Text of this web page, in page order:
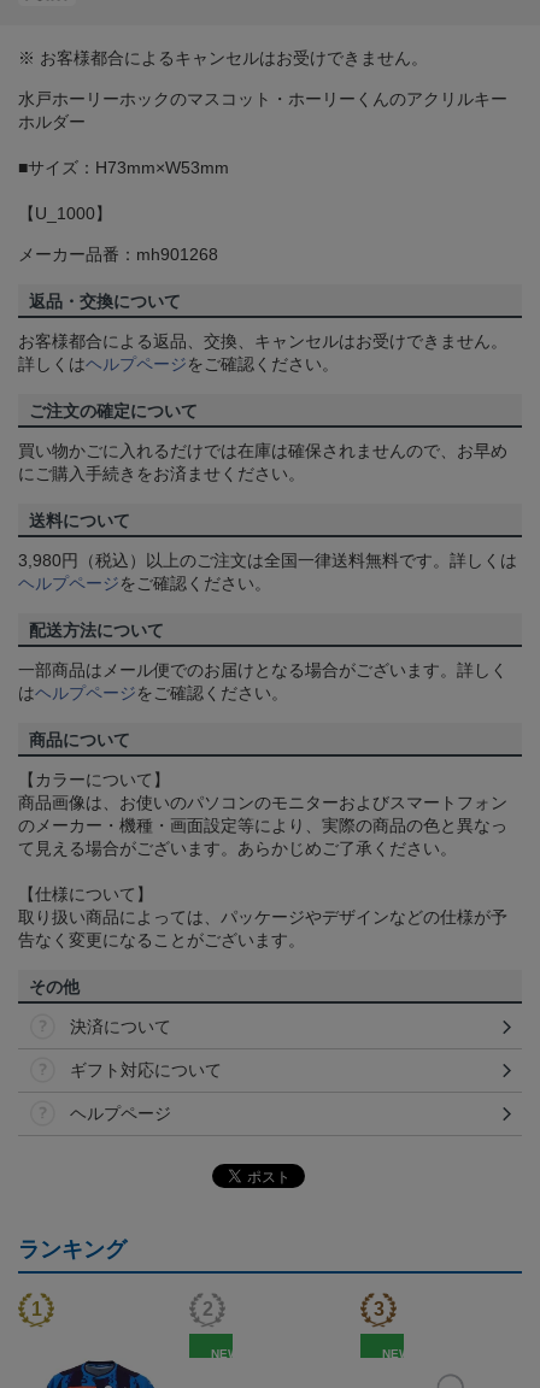
※ お客様都合によるキャンセルはお受けできません。
水戸ホーリーホックのマスコット・ホーリーくんのアクリルキー
ホルダー
■サイズ：H73mm×W53mm
【U_1000】
メーカー品番：mh901268
返品・交換について
お客様都合による返品、交換、キャンセルはお受けできません。
詳しくはヘルプページをご確認ください。
ご注文の確定について
買い物かごに入れるだけでは在庫は確保されませんので、お早め
にご購入手続きをお済ませください。
送料について
3,980円（税込）以上のご注文は全国一律送料無料です。詳しくは
ヘルプページをご確認ください。
配送方法について
一部商品はメール便でのお届けとなる場合がございます。詳しく
はヘルプページをご確認ください。
商品について
【カラーについて】
商品画像は、お使いのパソコンのモニターおよびスマートフォン
のメーカー・機種・画面設定等により、実際の商品の色と異なっ
て見える場合がございます。あらかじめご了承ください。
【仕様について】
取り扱い商品によっては、パッケージやデザインなどの仕様が予
告なく変更になることがございます。
その他
決済について
ギフト対応について
ヘルプページ
ランキング
NEW NEW